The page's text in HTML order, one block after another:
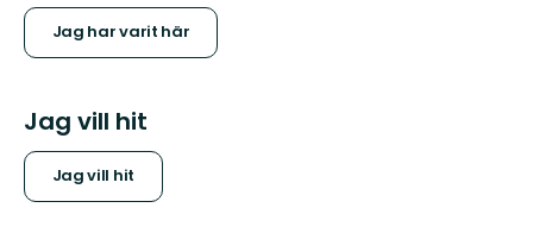
Jag har varit här
Jag vill hit
Jag vill hit